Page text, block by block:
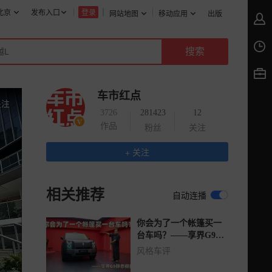
网站地图 移动应用 出版
登录
发布入口
京
车市红点
3726
作品
281423
粉丝
12
关注
+ 关注
相关推荐 自动连播
你会为了一个帐篷买一
台车吗？——享界G9静
态棚拍
风格车评